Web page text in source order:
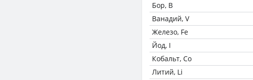
Бор, B
Ванадий, V
Железо, Fe
Йод, I
Кобальт, Co
Литий, Li